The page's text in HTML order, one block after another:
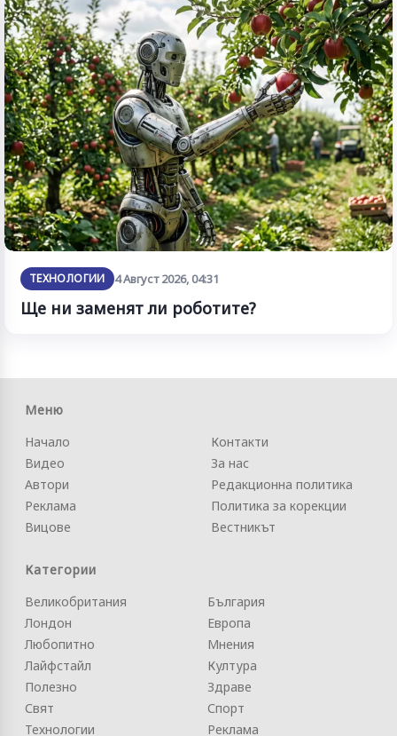
ТЕХНОЛОГИИ 4 Август 2026, 04:31
Ще ни заменят ли роботите?
Меню
Начало
Видео
Автори
Реклама
Вицове
Контакти
За нас
Редакционна политика
Политика за корекции
Вестникът
Категории
Великобритания
Лондон
Любопитно
Лайфстайл
Полезно
Свят
Технологии
България
Европа
Мнения
Култура
Здраве
Спорт
Реклама